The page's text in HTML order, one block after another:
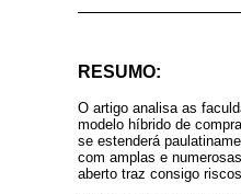
RESUMO:
O artigo analisa as
modelo híbrido de
se estenderá
com amplas e
aberto traz consigo